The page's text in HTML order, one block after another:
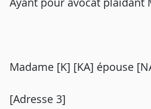
Madame [K] [KA] épouse
[Adresse 3]